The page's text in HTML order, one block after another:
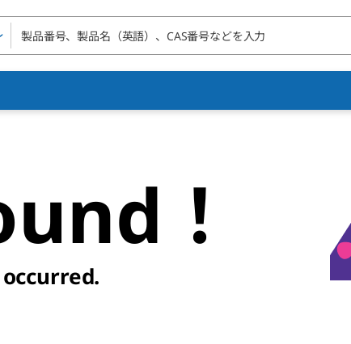
！